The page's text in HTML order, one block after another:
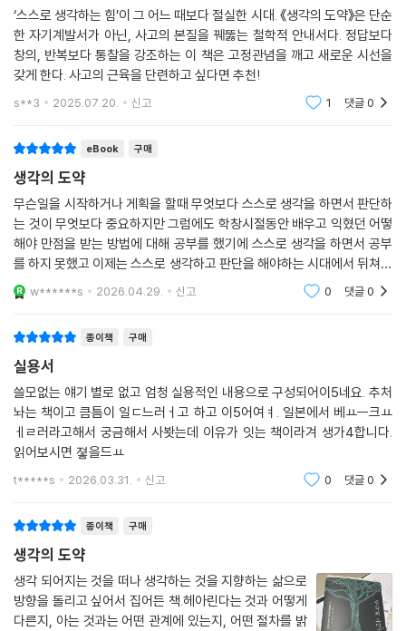
‘스스로 생각하는 힘’이 그 어느 때보다 절실한 시대. 《생각의 도약》은 단순
한 자기계발서가 아닌, 사고의 본질을 꿰뚫는 철학적 안내서다. 정답보다
창의, 반복보다 통찰을 강조하는 이 책은 고정관념을 깨고 새로운 시선을
갖게 한다. 사고의 근육을 단련하고 싶다면 추천!
s**3 2025.07.20. 신고 1 댓글0
eBook 구매
생각의 도약
무슨일을 시작하거나 게획을 할때 무엇보다 스스로 생각을 하면서 판단하
는 것이 무엇보다 중요하지만 그럼에도 학창시절동안 배우고 익혔던 어떻
해야 만점을 받는 방법에 대해 공부를 했기에 스스로 생각을 하면서 공부
를 하지 못했고 이제는 스스로 생각하고 판단을 해야하는 시대에서 뒤쳐져
나가지 않기 위해서 스스로 생각을 하고 판단을 하는 힘을 갈고 닦아야된
다는것을 이 책을 통
w******s 2026.04.29. 신고 0 댓글0
종이책 구매
실용서
쓸모없는 얘기 별로 없고 엄청 실용적인 내용으로 구성되어이5네요. 추처
놔는 책이고 큼틈이 일ㄷ느러ㅓ고 하고 이5어여ㅕ. 일본에서 베ㅛㅡ크ㅛ
ㅔㄹ러라고해서 궁금해서 사봣는데 이유가 잇는 책이라겨 생가4합니다.
읽어보시면 졓을드ㅛ
t*****s 2026.03.31. 신고 0 댓글0
종이책 구매
생각의 도약
생각 되어지는 것을 떠나 생각하는 것을 지향하는 삶으로
방향을 돌리고 싶어서 집어든 책.헤아린다는 것과 어떻게
다른지, 아는 것과는 어떤 관계에 있는지, 어떤 절차를 밝